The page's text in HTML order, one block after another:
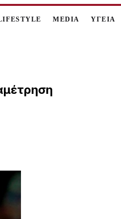
MEDIA ΥΓΕΙΑ